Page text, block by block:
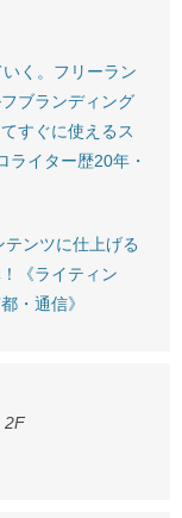
く。フリーラン
ブランディング
すぐに使えるス
ライター歴20年・
テンツに仕上げる
《ライティン
・通信》
2F